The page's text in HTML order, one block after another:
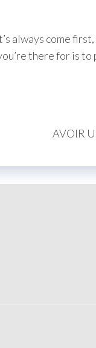
always come first,
there for is to
AVOIR